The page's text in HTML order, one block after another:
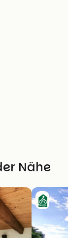
Nähe